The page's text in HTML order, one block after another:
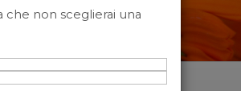
che non sceglierai una